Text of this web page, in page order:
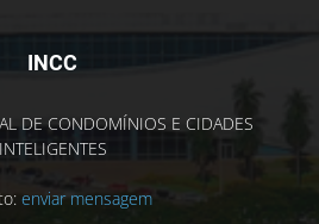
INCC
DE CONDOMÍNIOS E CIDADES
INTELIGENTES
enviar mensagem